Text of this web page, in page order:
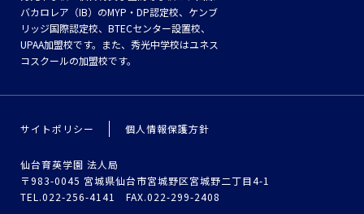
バカロレア（IB）のMYP・DP認定校、ケンブ
リッジ国際認定校、BTECセンター設置校、
UPAA加盟校です。また、秀光中学校はユネス
コスクールの加盟校です。
サイトポリシー 個人情報保護方針
仙台育英学園 法人局
〒983-0045 宮城県仙台市宮城野区宮城野二丁目4-1
TEL.022-256-4141 FAX.022-299-2408